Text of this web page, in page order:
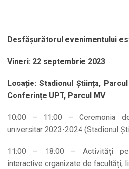
Desfășurătorul evenimentului
Vineri: 22 septembrie 2023
Locație: Stadionul Știința,
Conferințe UPT, Parcul MV
10:00 – 11:00 – Ceremonia
universitar 2023-2024 (Stadionul
11:00 – 18:00 – Activități
interactive organizate de facultăți,